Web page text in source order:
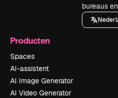
bureaus
Producten
Spaces
AI-assistent
AI Image Generator
AI Video Generator